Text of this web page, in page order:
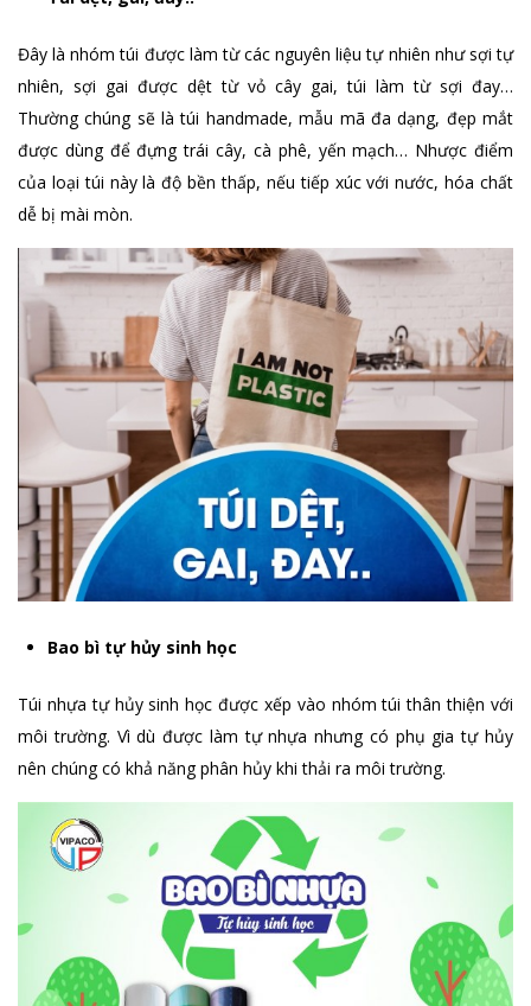
Đây là nhóm túi được làm từ các nguyên liệu tự nhiên như sợi tự
nhiên, sợi gai được dệt từ vỏ cây gai, túi làm từ sợi đay…
Thường chúng sẽ là túi handmade, mẫu mã đa dạng, đẹp mắt
được dùng để đựng trái cây, cà phê, yến mạch… Nhược điểm
của loại túi này là độ bền thấp, nếu tiếp xúc với nước, hóa chất
dễ bị mài mòn.
Bao bì tự hủy sinh học
Túi nhựa tự hủy sinh học được xếp vào nhóm túi thân thiện với
môi trường. Vì dù được làm tự nhựa nhưng có phụ gia tự hủy
nên chúng có khả năng phân hủy khi thải ra môi trường.